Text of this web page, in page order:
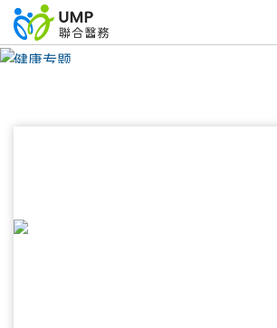
健康专题